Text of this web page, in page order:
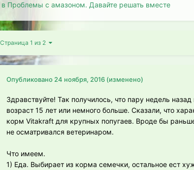
в Проблемы с амазоном. Давайте решать вместе
Страница 1 из 2
Опубликовано 24 ноября, 2016 (изменено)
Здравствуйте! Так получилось, что пару недель
возраст 15 лет или немного больше. Сказали, что
корм Vitakraft для крупных попугаев. Вроде бы
не осматривался ветеринаром.
Что имеем.
1) Еда. Выбирает из корма семечки, остальное ест